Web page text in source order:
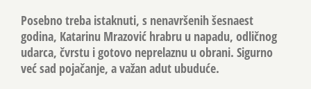
Posebno treba istaknuti, s nenavršenih šesnaest
godina, Katarinu Mrazović hrabru u napadu, odličnog
udarca, čvrstu i gotovo neprelaznu u obrani. Sigurno
već sad pojačanje, a važan adut ubuduće.